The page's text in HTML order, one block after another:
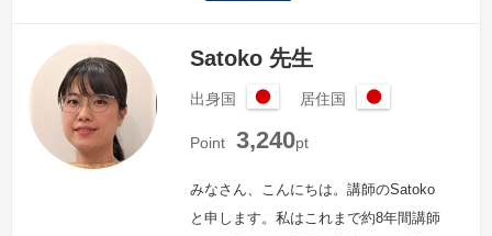
Satoko 先生
出身国
日
本
居住国
日
Point 3,240pt
みなさん、こんにちは。講師のSatoko
と申します。私はこれまで約8年間講師